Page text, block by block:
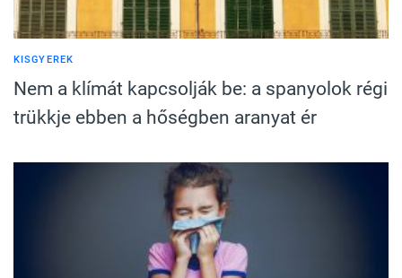
KISGYEREK
Nem a klímát kapcsolják be: a spanyolok régi
trükkje ebben a hőségben aranyat ér